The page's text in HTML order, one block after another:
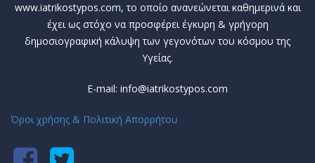
www.iatrikostypos.com, το οποίο ανανεώνεται καθημερινά και
έχει ως στόχο να προσφέρει έγκυρη & γρήγορη
δημοσιογραφική κάλυψη των γεγονότων του κόσμου της
Υγείας.
E-mail: info@iatrikostypos.com
Όροι χρήσης & Πολιτική Απορρήτου